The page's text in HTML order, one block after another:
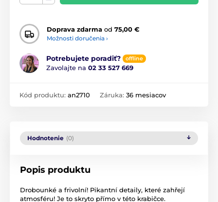
Doprava zdarma od 75,00 €
Možnosti doručenia ›
Potrebujete poradiť? offline
Zavolajte na 02 33 527 669
Kód produktu: an2710 Záruka: 36 mesiacov
Hodnotenie (0)
Popis produktu
Drobounké a frivolní! Pikantní detaily, které zahřejí
atmosféru! Je to skryto přímo v této krabičce.